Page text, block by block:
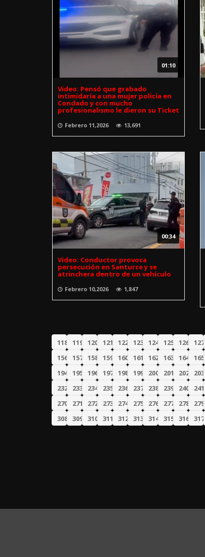
01:10
Video: Pensó que grabado
intimidaría a una mujer policía en
Condado y con mucho
profesionalismo le dieron su Ticket
Febrero 11,2026 13,691
00:34
Video: Conductor provoca
persecución en Santurce y se
atrinchera dentro de un vehículo
Febrero 10,2026 1,847
118
119 120 121 122 123 124 125 126 127
156
157 158 159 160 161 162 163 164 165
194
195 196 197 198 199 200 201 202 203
232
233 234 235 236 237 238 239 240 241
270
271 272 273 274 275 276 277 278 279
308
309 310 311 312 313 314 315 316 317